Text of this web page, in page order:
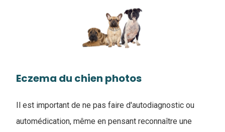
Eczema du chien photos
Il est important de ne pas faire d'autodiagnostic ou
automédication, même en pensant reconnaître une